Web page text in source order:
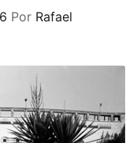
Por Rafael